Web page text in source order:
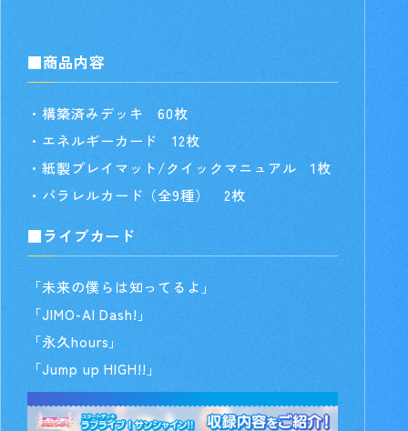
■商品内容
・構築済みデッキ 60枚
・エネルギーカード 12枚
・紙製プレイマット/クイックマニュアル 1枚
・パラレルカード（全9種） 2枚
■ライブカード
「未来の僕らは知ってるよ」
「JIMO-AI Dash!」
「永久hours」
「Jump up HIGH!!」